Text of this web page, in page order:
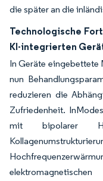
die später an die
Technologische
KI-integrierten
In Geräte eingebettete
nun
reduzieren die
Zufriedenheit.
mit bipolarer